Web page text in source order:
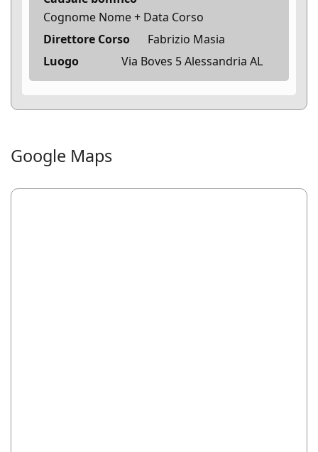
Cognome Nome + Data Corso
Direttore Corso
Fabrizio Masia
Luogo
Via Boves 5 Alessandria AL
Google Maps